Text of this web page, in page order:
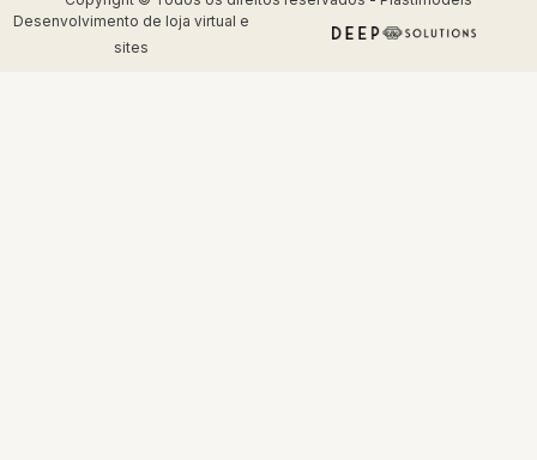
Desenvolvimento de loja virtual e
sites